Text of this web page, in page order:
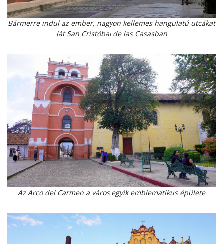
Bármerre indul az ember, nagyon kellemes hangulatú utcákat
lát San Cristóbal de las Casasban
Az Arco del Carmen a város egyik emblematikus épülete